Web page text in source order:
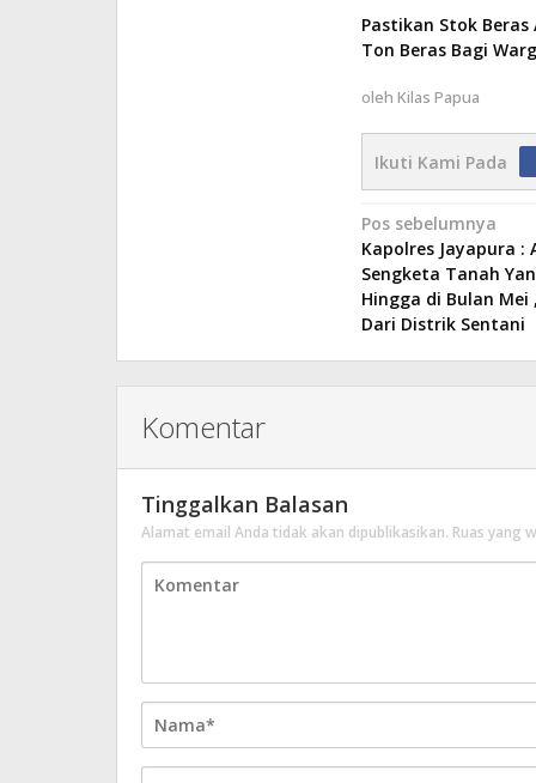
Pastikan Stok
Ton Beras Bagi
oleh Kilas Papua
Ikuti Kami Pada
Navigasi
pos
Pos sebelumnya
Kapolres Jayapura :
Sengketa Tanah
Hingga di Bulan Mei
Dari Distrik Sentani
Komentar
Tinggalkan Balasan
Alamat email Anda tidak akan dipublikasikan. Ruas yang